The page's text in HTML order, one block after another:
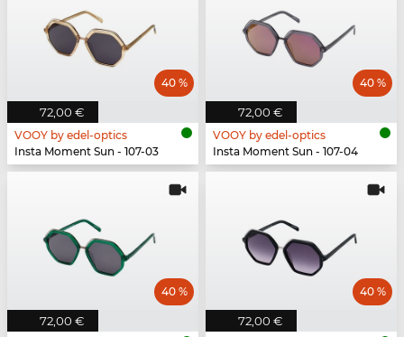
72,00 €
40 %
VOOY by edel-optics
Insta Moment Sun - 107-03
72,00 €
40 %
VOOY by edel-optics
Insta Moment Sun - 107-04
72,00 €
40 %
72,00 €
40 %